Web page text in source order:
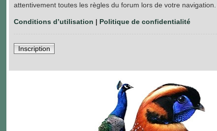
attentivement toutes les règles du forum lors de votre navigation.
Conditions d’utilisation | Politique de confidentialité
Inscription